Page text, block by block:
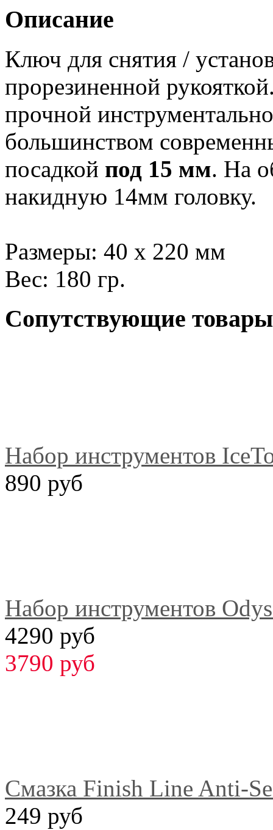
Описание
Ключ для снятия /
прорезиненной
прочной
большинством
посадкой под 15 мм. На
накидную 14мм головку.
Размеры: 40 х 220 мм
Вес: 180 гр.
Сопутствующие товары
Набор инструментов
890 руб
Набор инструментов
4290 руб
3790 руб
Смазка Finish Line Anti-
249 руб